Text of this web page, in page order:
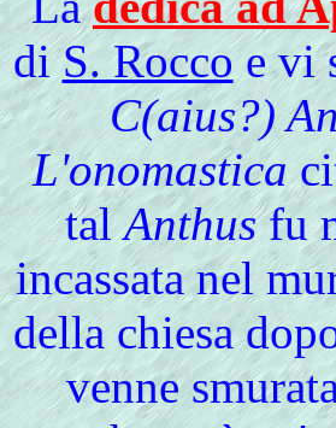
diS. Roccoe vi
C(aius?)
L'onomastica
talAnthusfu
incassata nel
della chiesa
venne